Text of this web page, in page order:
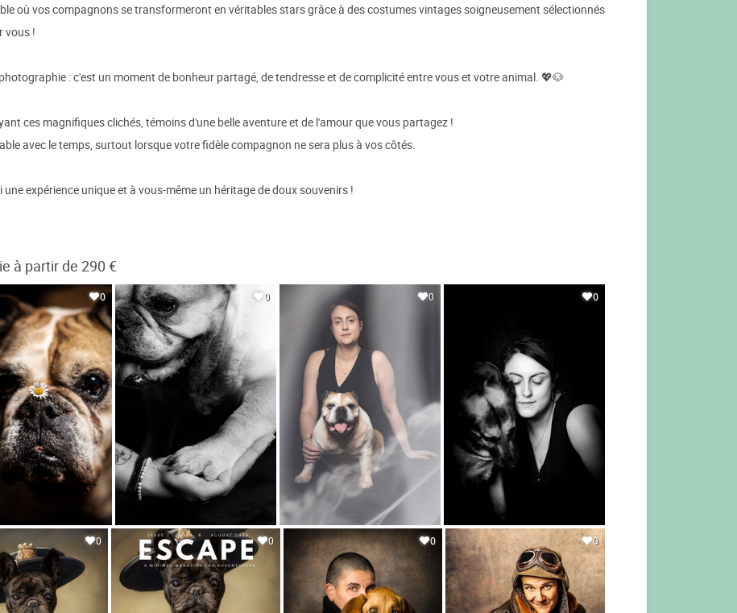
où vos compagnons se transformeront en véritables stars grâce à des costumes vintages soigneusement sélectionnés
vous !
: c'est un moment de bonheur partagé, de tendresse et de complicité entre vous et votre animal. 💖🐶
ces magnifiques clichés, témoins d'une belle aventure et de l'amour que vous partagez !
avec le temps, surtout lorsque votre fidèle compagnon ne sera plus à vos côtés.
expérience unique et à vous-même un héritage de doux souvenirs !
à partir de 290 €
0 0 0 0
0 0 0 0